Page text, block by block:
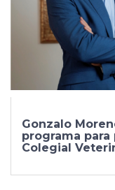
Gonzalo
programa
Colegial